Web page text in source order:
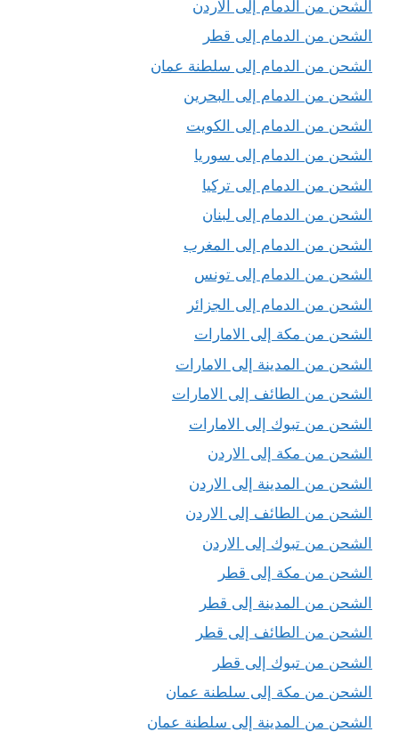
الشحن من الدمام إلى الاردن
الشحن من الدمام إلى قطر
الشحن من الدمام إلى سلطنة عمان
الشحن من الدمام إلى البحرين
الشحن من الدمام إلى الكويت
الشحن من الدمام إلى سوريا
الشحن من الدمام إلى تركيا
الشحن من الدمام إلى لبنان
الشحن من الدمام إلى المغرب
الشحن من الدمام إلى تونس
الشحن من الدمام إلى الجزائر
الشحن من مكة إلى الامارات
الشحن من المدينة إلى الامارات
الشحن من الطائف إلى الامارات
الشحن من تبوك إلى الامارات
الشحن من مكة إلى الاردن
الشحن من المدينة إلى الاردن
الشحن من الطائف إلى الاردن
الشحن من تبوك إلى الاردن
الشحن من مكة إلى قطر
الشحن من المدينة إلى قطر
الشحن من الطائف إلى قطر
الشحن من تبوك إلى قطر
الشحن من مكة إلى سلطنة عمان
الشحن من المدينة إلى سلطنة عمان